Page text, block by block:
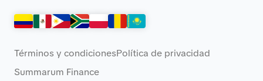
Términos y condicionesPolítica de privacidad
Summarum Finance